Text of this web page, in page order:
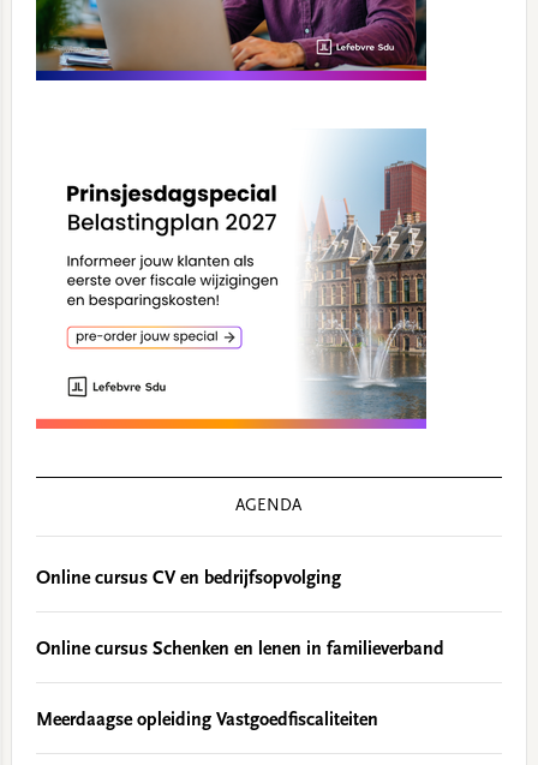
AGENDA
Online cursus CV en bedrijfsopvolging
Online cursus Schenken en lenen in familieverband
Meerdaagse opleiding Vastgoedfiscaliteiten